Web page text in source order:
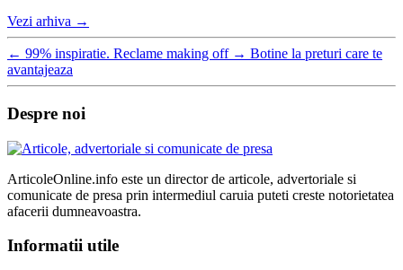
Vezi arhiva →
← 99% inspiratie. Reclame making off → Botine la preturi care te
avantajeaza
Despre noi
ArticoleOnline.info este un director de articole, advertoriale si
comunicate de presa prin intermediul caruia puteti creste notorietatea
afacerii dumneavoastra.
Informatii utile